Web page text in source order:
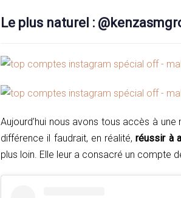
Le plus naturel :
Aujourd’hui nous avons tous accès à
différence il faudrait, en réalité,réussir à
plus loin. Elle leur a consacré un compte